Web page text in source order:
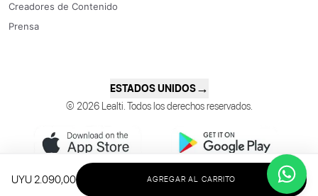
UYU 2.090,00 AGREGAR AL CARRITO
Creadores de Contenido
Prensa
ESTADOS UNIDOS→
© 2026 Lealti. Todos los derechos reservados.